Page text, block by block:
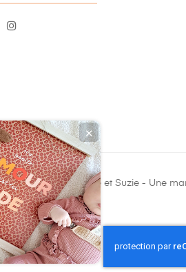
Pinterest
Copyright © Charlie et Suzie - Une
✕